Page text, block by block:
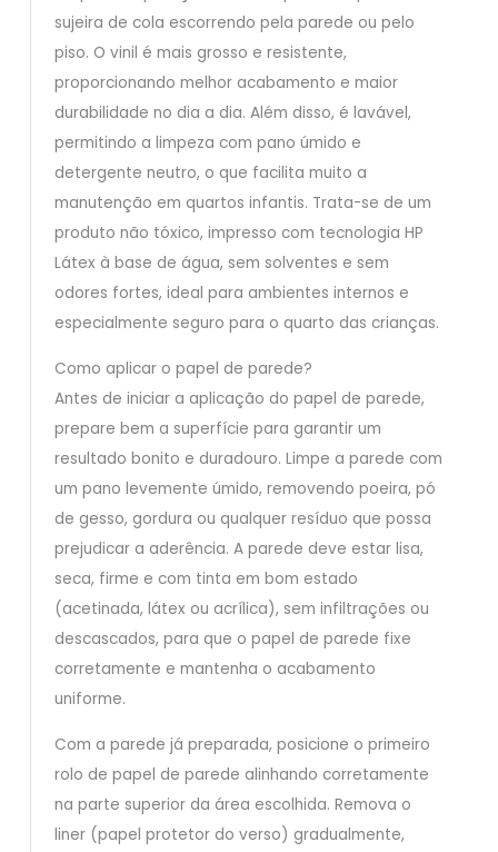
sujeira de cola escorrendo pela parede ou pelo
piso. O vinil é mais grosso e resistente,
proporcionando melhor acabamento e maior
durabilidade no dia a dia. Além disso, é lavável,
permitindo a limpeza com pano úmido e
detergente neutro, o que facilita muito a
manutenção em quartos infantis. Trata-se de um
produto não tóxico, impresso com tecnologia HP
Látex à base de água, sem solventes e sem
odores fortes, ideal para ambientes internos e
especialmente seguro para o quarto das crianças.
Como aplicar o papel de parede?
Antes de iniciar a aplicação do papel de parede,
prepare bem a superfície para garantir um
resultado bonito e duradouro. Limpe a parede com
um pano levemente úmido, removendo poeira, pó
de gesso, gordura ou qualquer resíduo que possa
prejudicar a aderência. A parede deve estar lisa,
seca, firme e com tinta em bom estado
(acetinada, látex ou acrílica), sem infiltrações ou
descascados, para que o papel de parede fixe
corretamente e mantenha o acabamento
uniforme.
Com a parede já preparada, posicione o primeiro
rolo de papel de parede alinhando corretamente
na parte superior da área escolhida. Remova o
liner (papel protetor do verso) gradualmente,